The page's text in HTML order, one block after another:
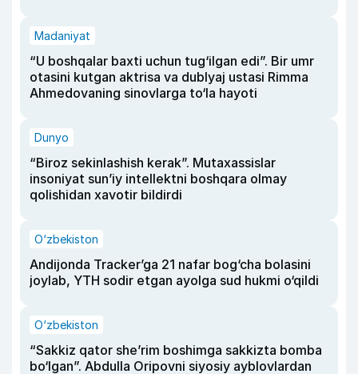
Madaniyat
“U boshqalar baxti uchun tug‘ilgan edi”. Bir umr
otasini kutgan aktrisa va dublyaj ustasi Rimma
Ahmedovaning sinovlarga to‘la hayoti
Dunyo
“Biroz sekinlashish kerak”. Mutaxassislar
insoniyat sun’iy intellektni boshqara olmay
qolishidan xavotir bildirdi
O‘zbekiston
Andijonda Tracker’ga 21 nafar bog‘cha bolasini
joylab, YTH sodir etgan ayolga sud hukmi o‘qildi
O‘zbekiston
“Sakkiz qator she’rim boshimga sakkizta bomba
bo‘lgan”. Abdulla Oripovni siyosiy ayblovlardan